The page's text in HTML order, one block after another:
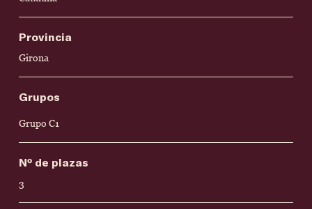
Provincia
Girona
Grupos
Grupo C1
Nº de plazas
3